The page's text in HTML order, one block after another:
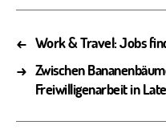
← Work & Travel: Jobs
→ Zwischen
Freiwilligenarbeit in